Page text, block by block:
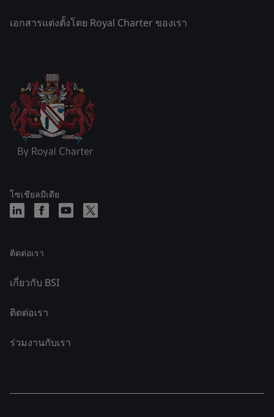
เอกสารแต่งตั้งโดย Royal Charter ของเรา
โซเชียลมีเดีย
ติดต่อเรา
เกี่ยวกับ BSI
ติดต่อเรา
ร่วมงานกับเรา